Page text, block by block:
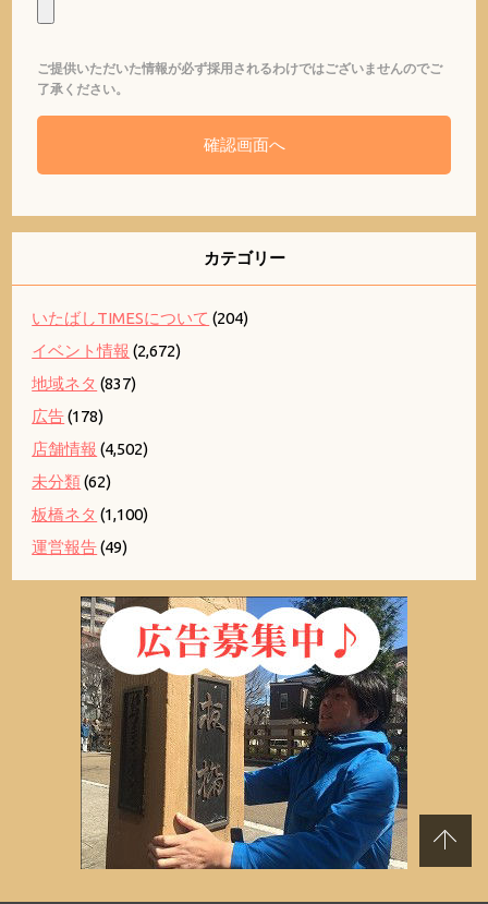
ご提供いただいた情報が必ず採用されるわけではございませんのでご
了承ください。
カテゴリー
いたばしTIMESについて (204)
イベント情報 (2,672)
地域ネタ (837)
広告(178)
店舗情報 (4,502)
未分類(62)
板橋ネタ (1,100)
運営報告(49)